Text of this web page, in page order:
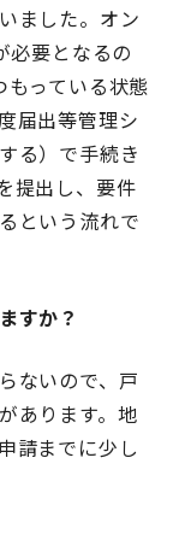
ました。オン
必要となるの
っている状態
届出等管理シ
る）で手続き
提出し、要件
という流れで
すか？
ないので、戸
あります。地
請までに少し